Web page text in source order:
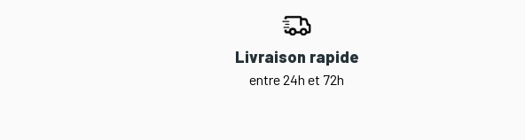
Livraison rapide
entre 24h et 72h